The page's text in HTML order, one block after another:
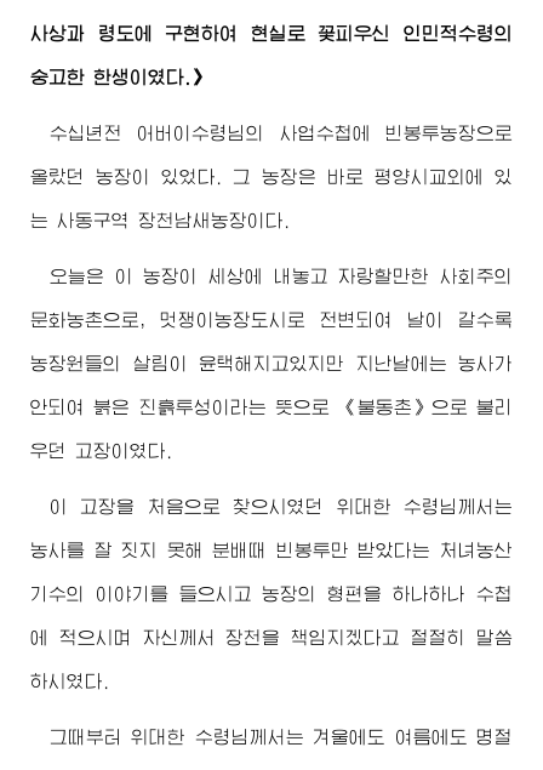
사상과 령도에 구현하여 현실로 꽃피우신 인민적수령의
숭고한 한생이였다.》
수십년전 어버이수령님의 사업수첩에 빈봉투농장으로
올랐던 농장이 있었다. 그 농장은 바로 평양시교외에 있
는 사동구역 장천남새농장이다.
오늘은 이 농장이 세상에 내놓고 자랑할만한 사회주의
문화농촌으로, 멋쟁이농장도시로 전변되여 날이 갈수록
농장원들의 살림이 윤택해지고있지만 지난날에는 농사가
안되여 붉은 진흙투성이라는 뜻으로 《불동촌》으로 불리
우던 고장이였다.
이 고장을 처음으로 찾으시였던 위대한 수령님께서는
농사를 잘 짓지 못해 분배때 빈봉투만 받았다는 처녀농산
기수의 이야기를 들으시고 농장의 형편을 하나하나 수첩
에 적으시며 자신께서 장천을 책임지겠다고 절절히 말씀
하시였다.
그때부터위대한 수령님께서 는 겨울에도 여름에도 명절